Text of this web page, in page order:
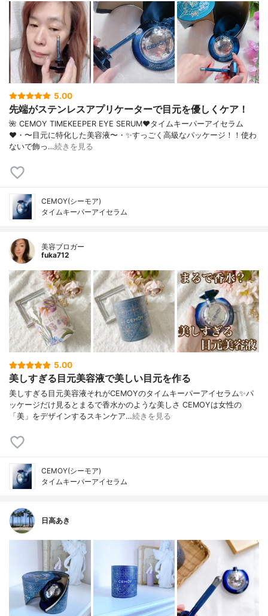
5.00
先端がステンレスアプリケーターで目元を優しくケア！
🌺 CEMOY TIMEKEEPER EYE SERUM♥︎タイムキーパーアイセラム
♥︎・〜目元に特化した美容液〜・✨すっごく高級なパッケージ！！使わ
ないで飾っ…続きを見る
CEMOY(シーモア)
タイムキーパーアイセラム
美容ブロガー
fuka712
5.00
美しすぎる目元美容液で美しい目元を作る
美しすぎる目元美容液それがCEMOYのタイムキーパーアイセラム✨パ
ッケージだけ見るとまるで香水かのような美しさ CEMOYは女性の
「美」をデザインするスキンケア…続きを見る
CEMOY(シーモア)
タイムキーパーアイセラム
日高あき